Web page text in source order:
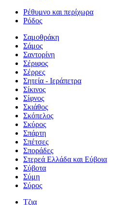
Ρέθυμνο και περίχωρα
Ρόδος
Σαμοθράκη
Σάμος
Σαντορίνη
Σέριφος
Σέρρες
Σητεία - Ιεράπετρα
Σίκινος
Σίφνος
Σκιάθος
Σκόπελος
Σκύρος
Σπάρτη
Σπέτσες
Σποράδες
Στερεά Ελλάδα και Εύβοια
Σύβοτα
Σύμη
Σύρος
Τζια